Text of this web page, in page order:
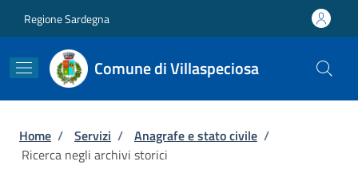
Regione Sardegna
Comune di Villaspeciosa
Briciole di pane
Home / Servizi / Anagrafe e stato civile /
Ricerca negli archivi storici